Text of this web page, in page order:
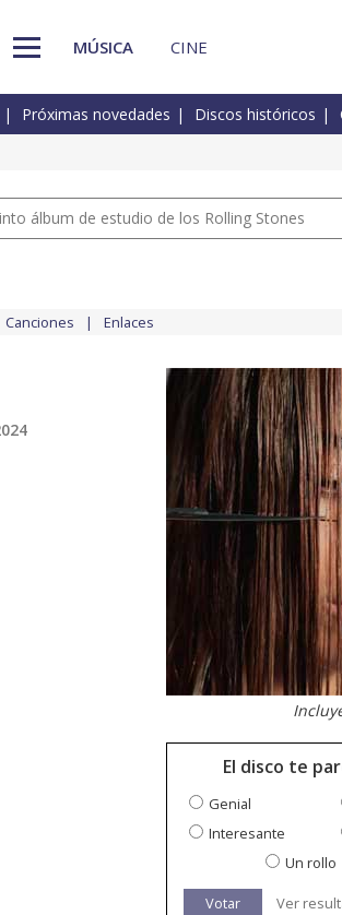
MÚSICA CINE
Próximas novedades Discos históricos
álbum de estudio de los Rolling Stones
Canciones Enlaces
El disco te
Genial
Interesante
Un rollo
Votar Ver